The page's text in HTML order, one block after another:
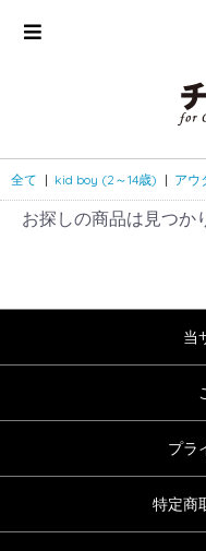
全て | kid boy (2～14歳) | アウ
お探しの商品は見つか
当
プラ
特定商